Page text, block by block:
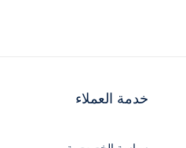
خدمة العملاء